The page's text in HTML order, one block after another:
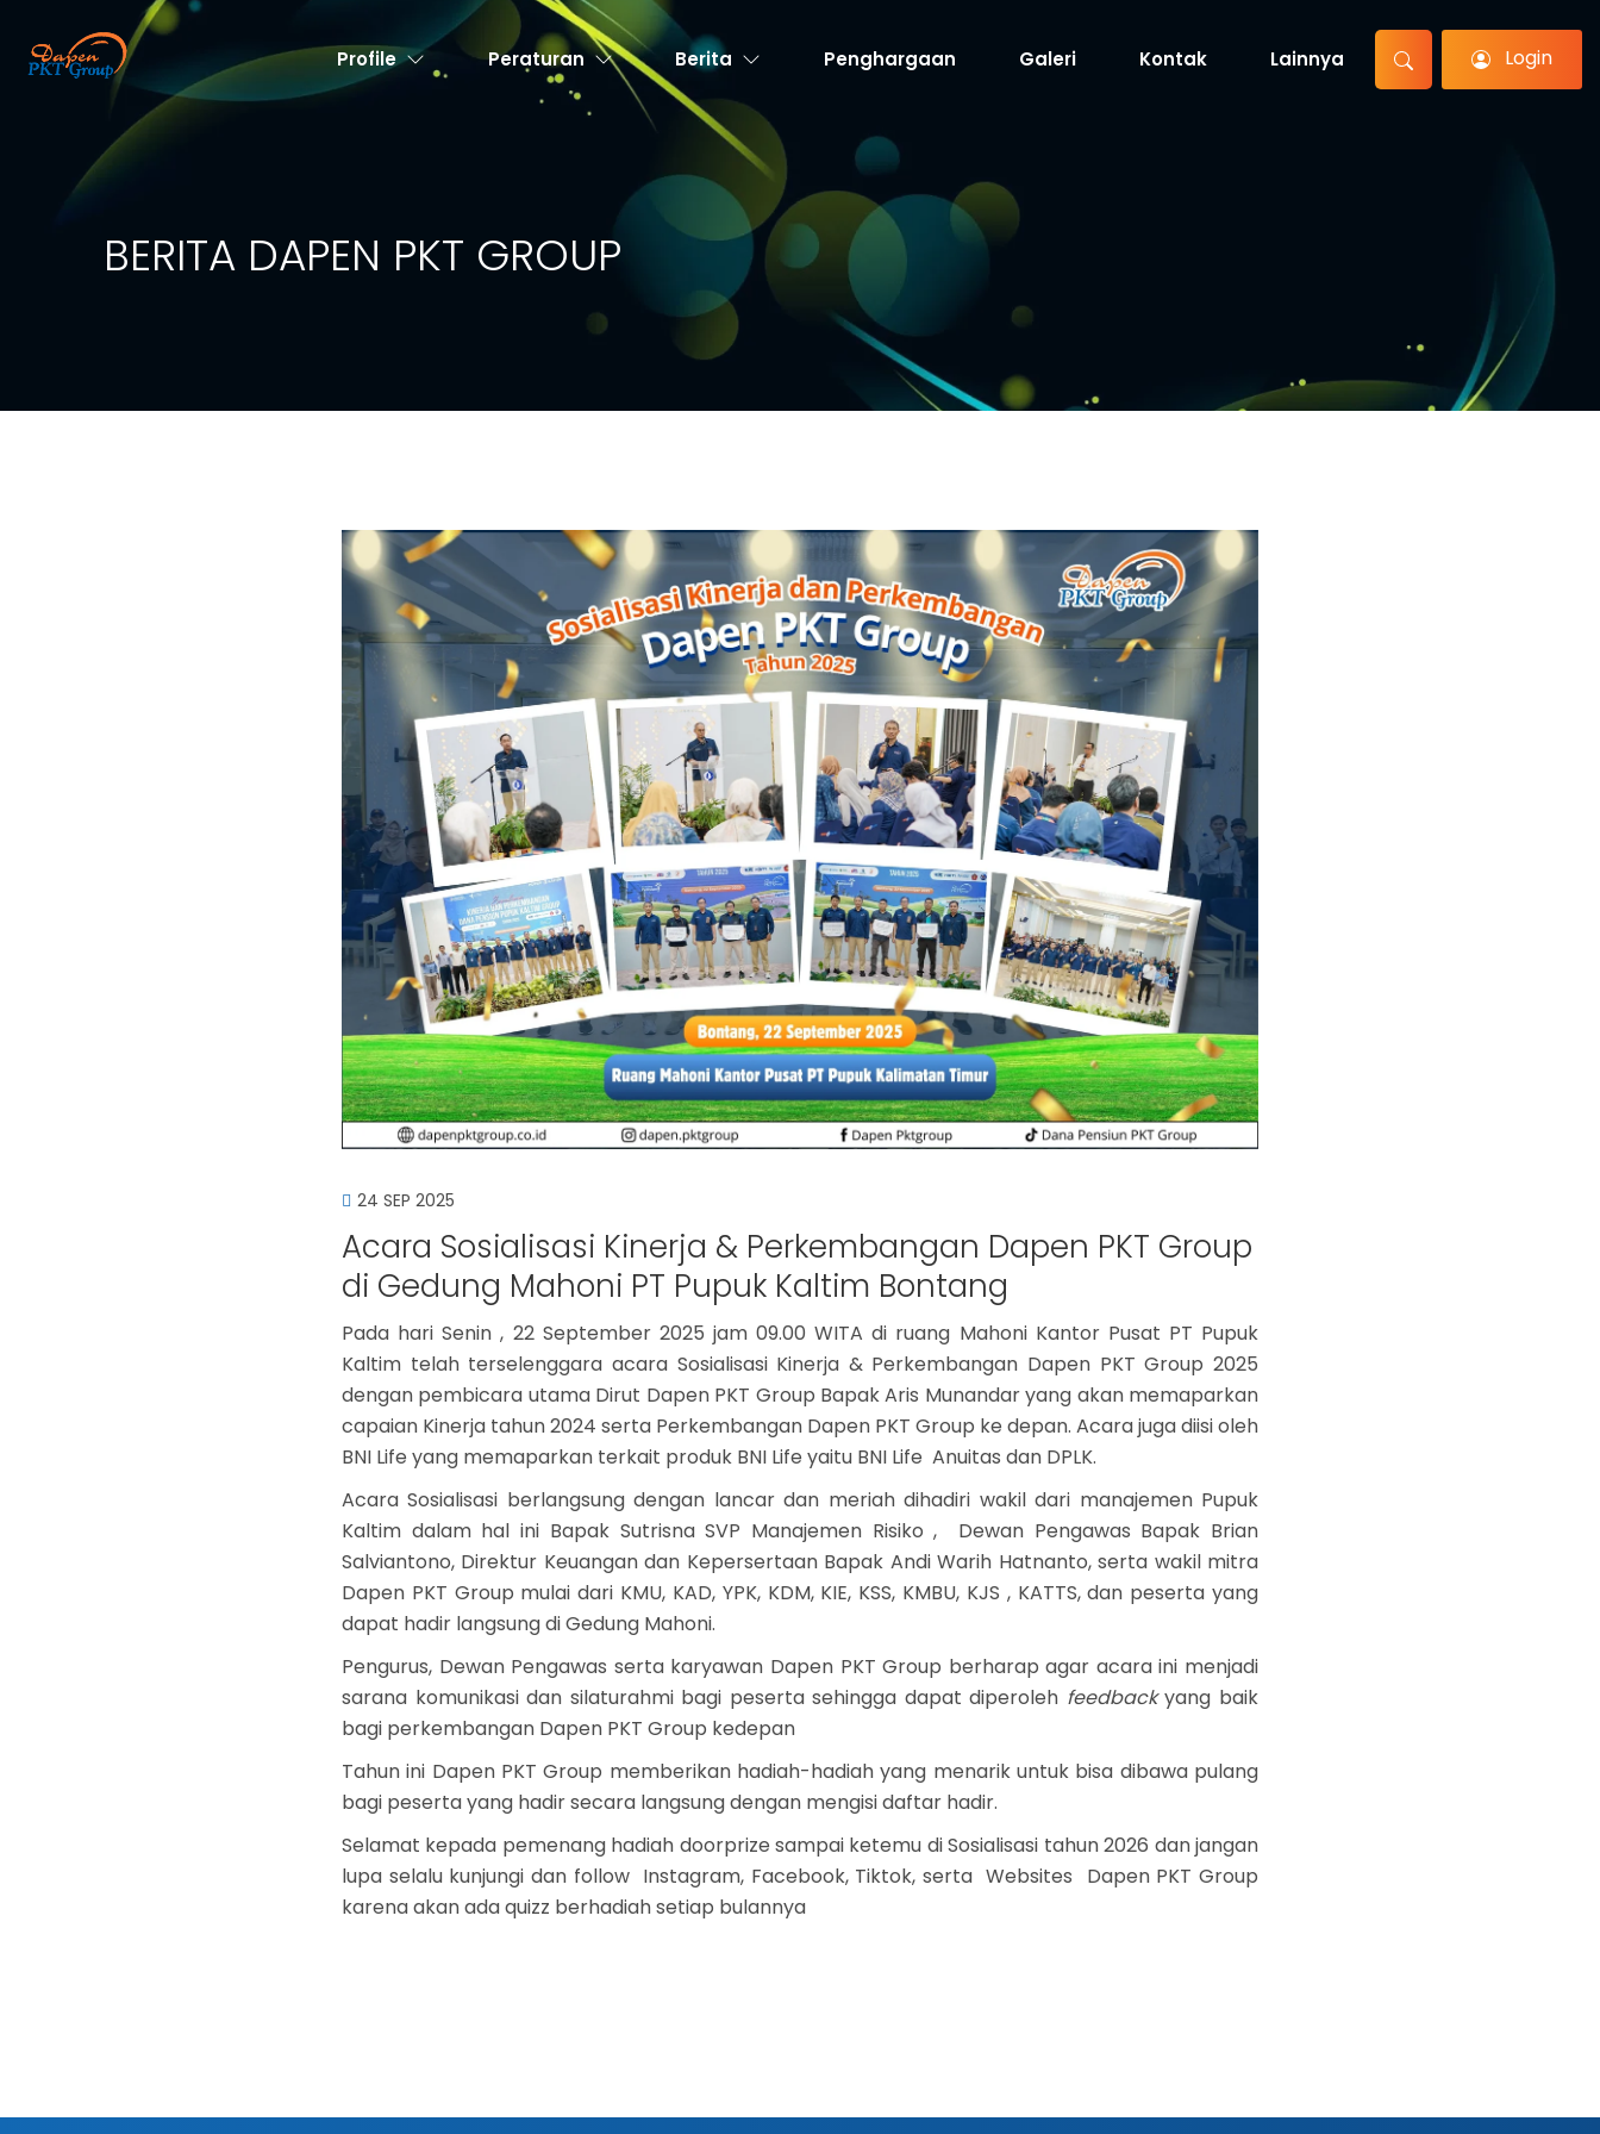
Profile Peraturan Berita Penghargaan Galeri Kontak Lainnya Login
BERITA DAPEN PKT GROUP
24 SEP 2025
Acara Sosialisasi Kinerja & Perkembangan Dapen PKT Group
di Gedung Mahoni PT Pupuk Kaltim Bontang
Pada hari Senin , 22 September 2025 jam 09.00 WITA di ruang Mahoni Kantor Pusat PT Pupuk
Kaltim telah terselenggara acara Sosialisasi Kinerja & Perkembangan Dapen PKT Group 2025
dengan pembicara utama Dirut Dapen PKT Group Bapak Aris Munandar yang akan memaparkan
capaian Kinerja tahun 2024 serta Perkembangan Dapen PKT Group ke depan. Acara juga diisi oleh
BNI Life yang memaparkan terkait produk BNI Life yaitu BNI Life Anuitas dan DPLK.
Acara Sosialisasi berlangsung dengan lancar dan meriah dihadiri wakil dari manajemen Pupuk
Kaltim dalam hal ini Bapak Sutrisna SVP Manajemen Risiko , Dewan Pengawas Bapak Brian
Salviantono, Direktur Keuangan dan Kepersertaan Bapak Andi Warih Hatnanto, serta wakil mitra
Dapen PKT Group mulai dari KMU, KAD, YPK, KDM, KIE, KSS, KMBU, KJS , KATTS, dan peserta yang
dapat hadir langsung di Gedung Mahoni.
Pengurus, Dewan Pengawas serta karyawan Dapen PKT Group berharap agar acara ini menjadi
sarana komunikasi dan silaturahmi bagi peserta sehingga dapat diperoleh feedbackyang baik
bagi perkembangan Dapen PKT Group kedepan
Tahun ini Dapen PKT Group memberikan hadiah-hadiah yang menarik untuk bisa dibawa pulang
bagi peserta yang hadir secara langsung dengan mengisi daftar hadir.
Selamat kepada pemenang hadiah doorprize sampai ketemu di Sosialisasi tahun 2026 dan jangan
lupa selalu kunjungi dan follow Instagram, Facebook, Tiktok, serta Websites Dapen PKT Group
karena akan ada quizz berhadiah setiap bulannya